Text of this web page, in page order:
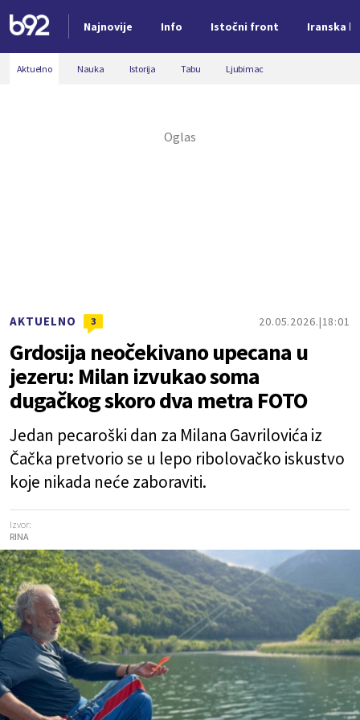
Najnovije Info Istočni front Iranska
Nova vest
Aktuelno Nauka Istorija Tabu Ljubimac
AKTUELNO 3 20.05.2026. 18:01
Grdosija neočekivano upecana u
jezeru: Milan izvukao soma
dugačkog skoro dva metra FOTO
Jedan pecaroški dan za Milana Gavrilovića iz
Čačka pretvorio se u lepo ribolovačko iskustvo
koje nikada neće zaboraviti.
Izvor:
RINA